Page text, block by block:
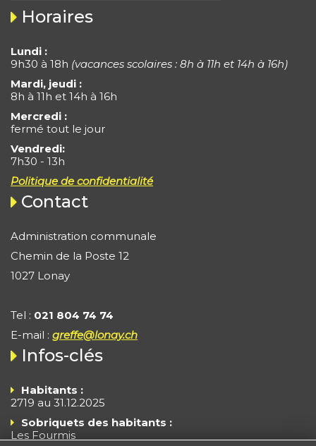
Horaires
Lundi :
9h30 à 18h (vacances scolaires : 8h à 11h et 14h à 16h)
Mardi, jeudi :
8h à 11h et 14h à 16h
Mercredi :
fermé tout le jour
Vendredi:
7h30 - 13h
Politique de confidentialité
Contact
Administration communale
Chemin de la Poste 12
1027 Lonay
Tel : 021 804 74 74
E-mail : greffe@lonay.ch
Infos-clés
Habitants :
2719 au 31.12.2025
Sobriquets des habitants :
Les Fourmis